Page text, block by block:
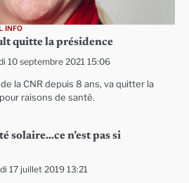
INFO
quitte la présidence
10 septembre 2021 15:06
la CNR depuis 8 ans, va quitter la
raisons de santé.
solaire…ce n’est pas si
17 juillet 2019 13:21